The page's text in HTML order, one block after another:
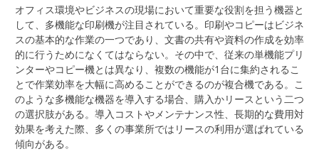
オフィス環境やビジネスの現場において重要な役割を担う機器と
して、多機能な印刷機が注目されている。 印刷やコピーはビジネ
スの基本的な作業の一つであり、文書の共有や資料の作成を効率
的に行うためになくてはならない。その中で、従来の単機能プリ
ンターやコピー機とは異なり、複数の機能が1台に集約されるこ
とで作業効率を大幅に高めることができるのが複合機である。こ
のような多機能な機器を導入する場合、購入かリースという二つ
の選択肢がある。導入コストやメンテナンス性、長期的な費用対
効果を考えた際、多くの事業所ではリースの利用が選ばれている
傾向がある。